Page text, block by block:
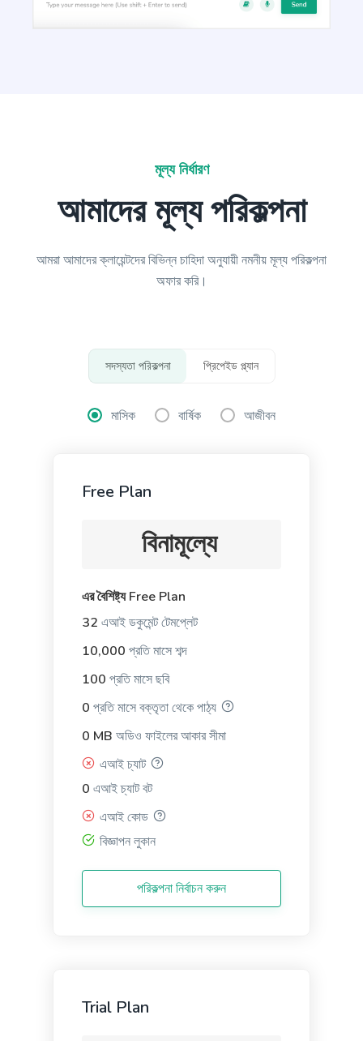
Write short, simple and informative points for the
Perfectly structured paragraphs that are easy to
Facebook Ads
Facebook Ads Headlines
Write catchy and convincing headlines to make
your Facebook Ads stand out.
Google Ad Titles
Creating ads with unique and appealing titles that
entice people to click on your ad and purchase
The best-performing Google ad copy converts
মূল্য নির্ধারণ
আমাদের মূল্য পরিকল্পনা
আমরা আমাদের ক্লায়েন্টদের বিভিন্ন চাহিদা অনুযায়ী নমনীয় মূল্য পরিকল্পনা
অফার করি।
সদস্যতা পরিকল্পনা প্রিপেইড প্ল্যান
মাসিক বার্ষিক আজীবন
Free Plan
বিনামূল্যে
এর বৈশিষ্ট্য Free Plan
32 এআই ডকুমেন্ট টেমপ্লেট
10,000 প্রতি মাসে শব্দ
100 প্রতি মাসে ছবি
0 প্রতি মাসে বক্তৃতা থেকে পাঠ্য
0 MB অডিও ফাইলের আকার সীমা
এআই চ্যাট
0 এআই চ্যাট বট
এআই কোড
বিজ্ঞাপন লুকান
পরিকল্পনা নির্বাচন করুন
Trial Plan